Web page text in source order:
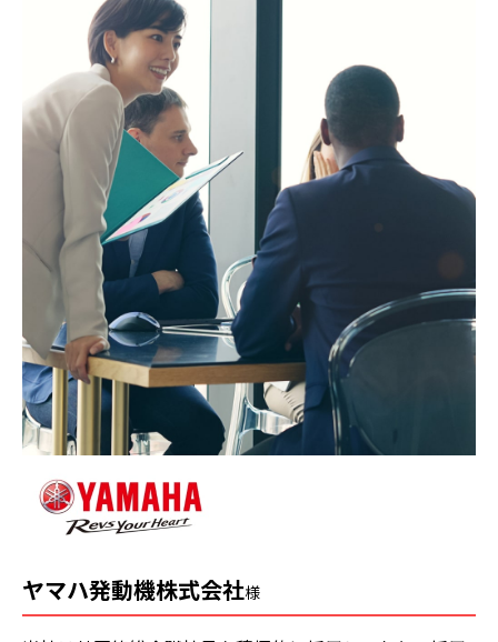
ヤマハ発動機株式会社様